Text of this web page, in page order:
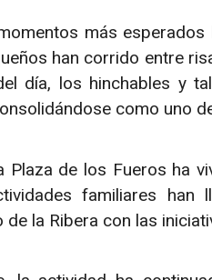
más
han corrido entre
día, los hinchables y
como uno
Plaza de los Fueros ha
familiares han
la Ribera con las